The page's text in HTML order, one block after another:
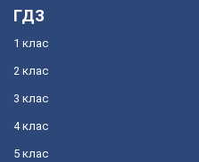
ГДЗ
1 клас
2 клас
3 клас
4 клас
5 клас